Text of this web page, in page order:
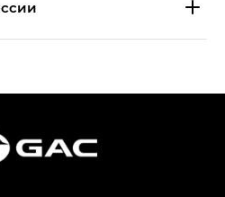
PREMIUM
PREMIUM, Эс Тэ — ST